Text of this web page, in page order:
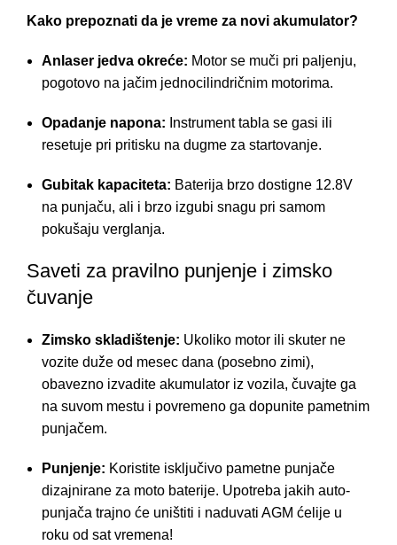
Kako prepoznati da je vreme za novi akumulator?
Anlaser jedva okreće: Motor se muči pri paljenju,
pogotovo na jačim jednocilindričnim motorima.
Opadanje napona: Instrument tabla se gasi ili
resetuje pri pritisku na dugme za startovanje.
Gubitak kapaciteta: Baterija brzo dostigne 12.8V
na punjaču, ali i brzo izgubi snagu pri samom
pokušaju verglanja.
Saveti za pravilno punjenje i zimsko
čuvanje
Zimsko skladištenje: Ukoliko motor ili skuter ne
vozite duže od mesec dana (posebno zimi),
obavezno izvadite akumulator iz vozila, čuvajte ga
na suvom mestu i povremeno ga dopunite pametnim
punjačem.
Punjenje: Koristite isključivo pametne punjače
dizajnirane za moto baterije. Upotreba jakih auto-
punjača trajno će uništiti i naduvati AGM ćelije u
roku od sat vremena!